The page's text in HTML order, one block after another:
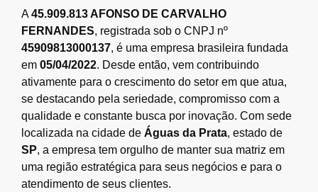
A45.909.813 AFONSO DE CARVALHO
FERNANDES, registrada sob o CNPJ nº
45909813000137, é uma empresa brasileira fundada
em 05/04/2022. Desde então, vem contribuindo
ativamente para o crescimento do setor em que atua,
se destacando pela seriedade, compromisso com a
qualidade e constante busca por inovação. Com sede
localizada na cidade de Águas da Prata, estado de
SP, a empresa tem orgulho de manter sua matriz em
uma região estratégica para seus negócios e para o
atendimento de seus clientes.